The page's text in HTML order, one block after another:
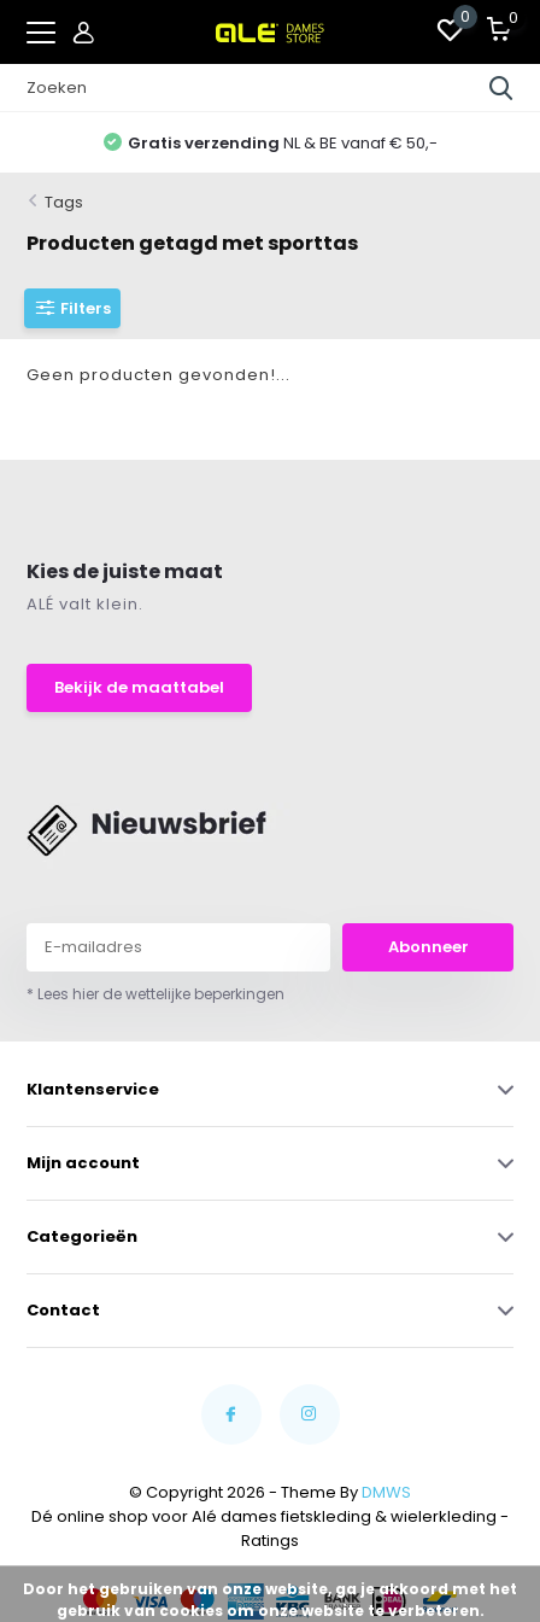
0 0
Gratis verzending NL & BE vanaf € 50,-
Tags
Producten getagd met sporttas
Filters
Geen producten gevonden!...
Kies de juiste maat
ALÉ valt klein.
Bekijk de maattabel
Abonneer
* Lees hier de wettelijke beperkingen
Klantenservice
Mijn account
Categorieën
Contact
© Copyright 2026 - Theme ByDMWS
Dé online shop voor Alé dames fietskleding & wielerkleding -
Ratings
Door het gebruiken van onze website, ga je akkoord met het
gebruik van cookies om onze website te verbeteren.